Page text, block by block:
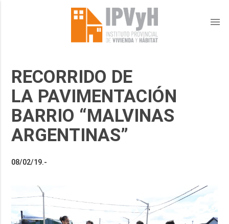
menu
RECORRIDO DE
LA PAVIMENTACIÓN
BARRIO “MALVINAS
ARGENTINAS”
08/02/19.-